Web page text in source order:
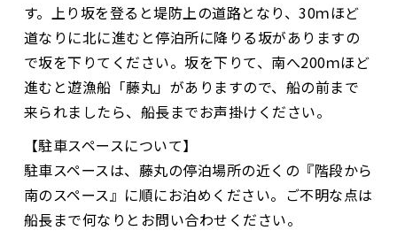
す。上り坂を登ると堤防上の道路となり、30ｍほど
道なりに北に進むと停泊所に降りる坂がありますの
で坂を下りてください。坂を下りて、南へ200ｍほど
進むと遊漁船「藤丸」がありますので、船の前まで
来られましたら、船長までお声掛けください。
【駐車スペースについて】
駐車スペースは、藤丸の停泊場所の近くの『階段から
南のスペース』に順にお泊めください。ご不明な点は
船長まで何なりとお問い合わせください。